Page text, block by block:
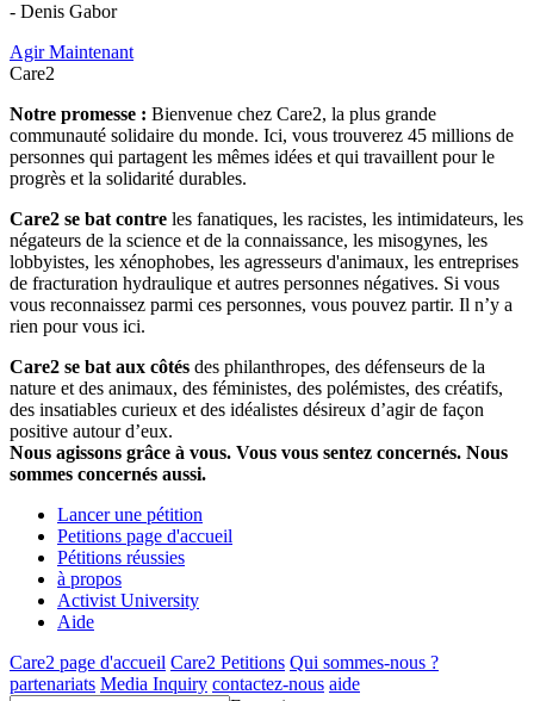
- Denis Gabor
Agir Maintenant
Care2
Notre promesse : Bienvenue chez Care2, la plus grande
communauté solidaire du monde. Ici, vous trouverez 45 millions de
personnes qui partagent les mêmes idées et qui travaillent pour le
progrès et la solidarité durables.
Care2 se bat contre les fanatiques, les racistes, les intimidateurs, les
négateurs de la science et de la connaissance, les misogynes, les
lobbyistes, les xénophobes, les agresseurs d'animaux, les entreprises
de fracturation hydraulique et autres personnes négatives. Si vous
vous reconnaissez parmi ces personnes, vous pouvez partir. Il n’y a
rien pour vous ici.
Care2 se bat aux côtés des philanthropes, des défenseurs de la
nature et des animaux, des féministes, des polémistes, des créatifs,
des insatiables curieux et des idéalistes désireux d’agir de façon
positive autour d’eux.
Nous agissons grâce à vous. Vous vous sentez concernés. Nous
sommes concernés aussi.
Lancer une pétition
Petitions page d'accueil
Pétitions réussies
à propos
Activist University
Aide
Care2 page d'accueil Care2 Petitions Qui sommes-nous ?
partenariats Media Inquiry contactez-nous aide